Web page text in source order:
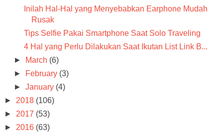
Inilah Hal-Hal yang Menyebabkan Earphone Mudah
Rusak
Tips Selfie Pakai Smartphone Saat Solo Traveling
4 Hal yang Perlu Dilakukan Saat Ikutan List Link B...
►
March (6)
►
February (3)
►January (4)
► 2018 (106)
► 2017 (53)
► 2016 (63)